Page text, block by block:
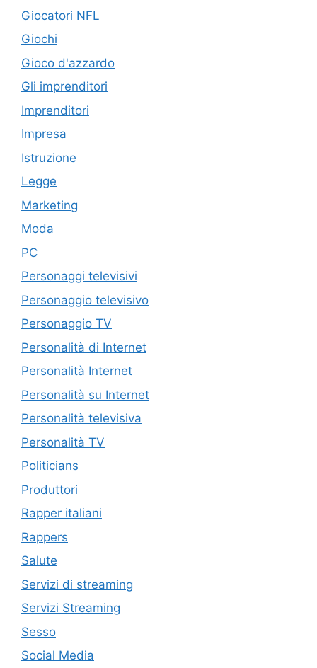
Giocatori NFL
Giochi
Gioco d'azzardo
Gli imprenditori
Imprenditori
Impresa
Istruzione
Legge
Marketing
Moda
PC
Personaggi televisivi
Personaggio televisivo
Personaggio TV
Personalità di Internet
Personalità Internet
Personalità su Internet
Personalità televisiva
Personalità TV
Politicians
Produttori
Rapper italiani
Rappers
Salute
Servizi di streaming
Servizi Streaming
Sesso
Social Media